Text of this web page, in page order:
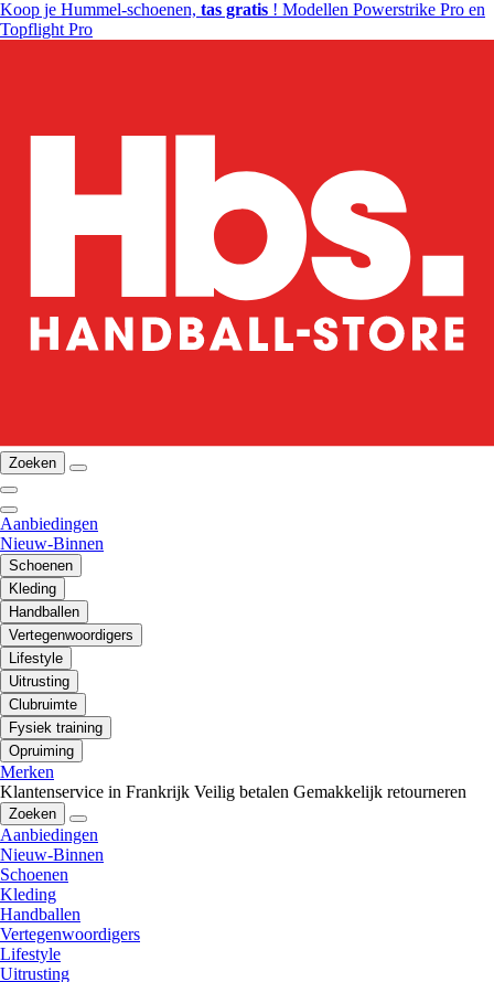
Koop je Hummel-schoenen, tas gratis ! Modellen Powerstrike Pro en
Topflight Pro
Zoeken
Aanbiedingen
Nieuw-Binnen
Schoenen
Kleding
Handballen
Vertegenwoordigers
Lifestyle
Uitrusting
Clubruimte
Fysiek training
Opruiming
Merken
Klantenservice in Frankrijk Veilig betalen Gemakkelijk retourneren
Zoeken
Aanbiedingen
Nieuw-Binnen
Schoenen
Kleding
Handballen
Vertegenwoordigers
Lifestyle
Uitrusting